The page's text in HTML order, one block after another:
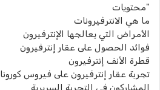
"محتويات
ما هي الانترفيرونات
الأمراض التي يعالجها الإنترفيرون
فوائد الحصول على عقار إنترفيرون
قطرة الأنف إنترفيرون
تجربة عقار إنترفيرون على فيروس كورونا
المشاركون في التجربة السريرية